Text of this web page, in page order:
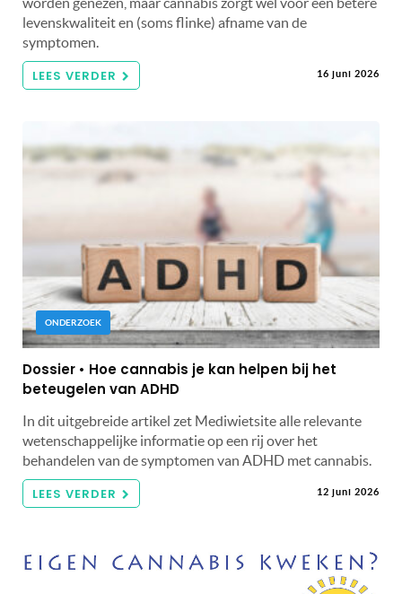
levenskwaliteit en (soms flinke) afname van de
symptomen.
LEES VERDER 16 juni 2026
ONDERZOEK
Dossier • Hoe cannabis je kan helpen bij het
beteugelen van ADHD
In dit uitgebreide artikel zet Mediwietsite alle relevante
wetenschappelijke informatie op een rij over het
behandelen van de symptomen van ADHD met cannabis.
LEES VERDER 12 juni 2026